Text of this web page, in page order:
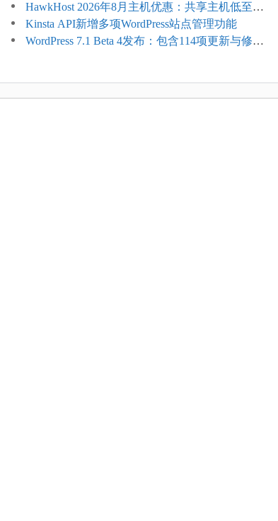
加方法
HawkHost 2026年8月主机优惠：共享主机低至
$2.61/月，高性能主机同步折扣
Kinsta API新增多项WordPress站点管理功能
WordPress 7.1 Beta 4发布：包含114项更新与修